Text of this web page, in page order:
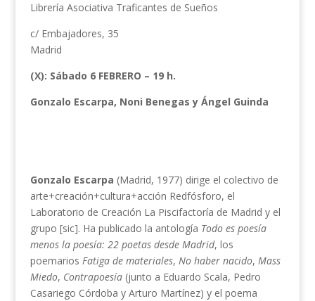
Librería Asociativa Traficantes de Sueños
c/ Embajadores, 35
Madrid
(X): Sábado 6 FEBRERO – 19 h.
Gonzalo Escarpa, Noni Benegas y Ángel Guinda
Gonzalo Escarpa (Madrid, 1977) dirige el colectivo de
arte+creación+cultura+acción Redfósforo, el
Laboratorio de Creación La Piscifactoría de Madrid y el
grupo [sic]. Ha publicado la antología Todo es poesía
menos la poesía: 22 poetas desde Madrid, los
poemarios Fatiga de materiales, No haber nacido, Mass
Miedo, Contrapoesía(junto a Eduardo Scala, Pedro
Casariego Córdoba y Arturo Martínez) y el poema